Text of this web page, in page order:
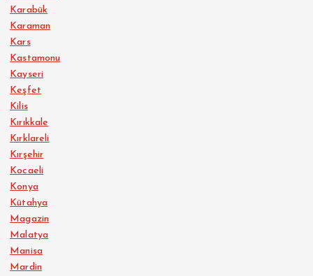
Karabük
Karaman
Kars
Kastamonu
Kayseri
Keşfet
Kilis
Kırıkkale
Kırklareli
Kırşehir
Kocaeli
Konya
Kütahya
Magazin
Malatya
Manisa
Mardin